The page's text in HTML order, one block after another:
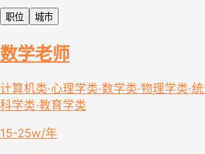
职位 城市
数学老师
计算机类·心理学类·数学类·物理学类·
科学类·教育学类
15-25w/年